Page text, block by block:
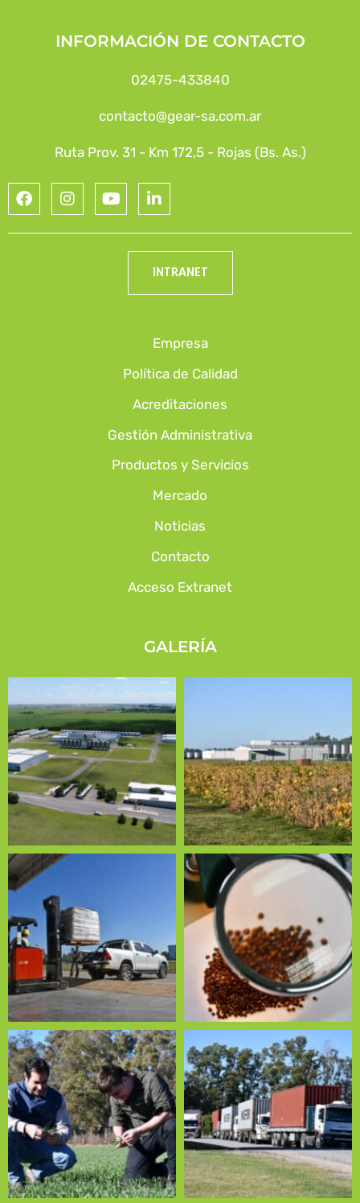
INFORMACIÓN DE CONTACTO
02475-433840
contacto@gear-sa.com.ar
Ruta Prov. 31 - Km 172,5 - Rojas (Bs. As.)
INTRANET
Empresa
Política de Calidad
Acreditaciones
Gestión Administrativa
Productos y Servicios
Mercado
Noticias
Contacto
Acceso Extranet
GALERÍA